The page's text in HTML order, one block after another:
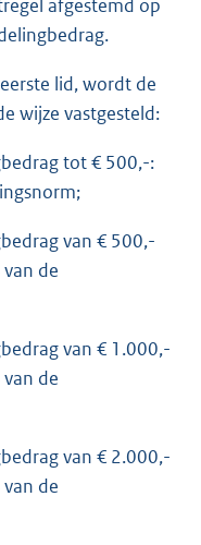
afgestemd op
lid, wordt de
wijze vastgesteld:
tot € 500,-:
van € 500,-
de
van € 1.000,-
de
van € 2.000,-
de